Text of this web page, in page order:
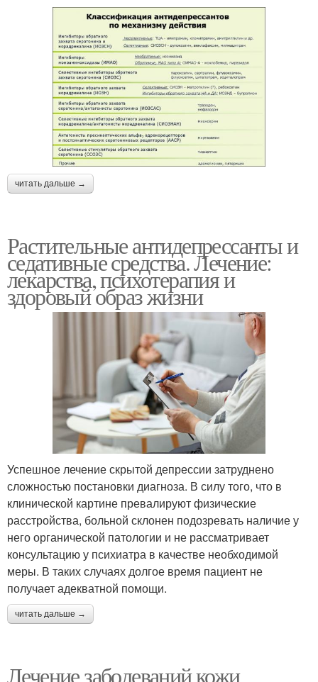
читать дальше →
Растительные антидепрессанты и
седативные средства. Лечение:
лекарства, психотерапия и
здоровый образ жизни
Успешное лечение скрытой депрессии затруднено
сложностью постановки диагноза. В силу того, что в
клинической картине превалируют физические
расстройства, больной склонен подозревать наличие у
него органической патологии и не рассматривает
консультацию у психиатра в качестве необходимой
меры. В таких случаях долгое время пациент не
получает адекватной помощи.
читать дальше →
Лечение заболеваний кожи